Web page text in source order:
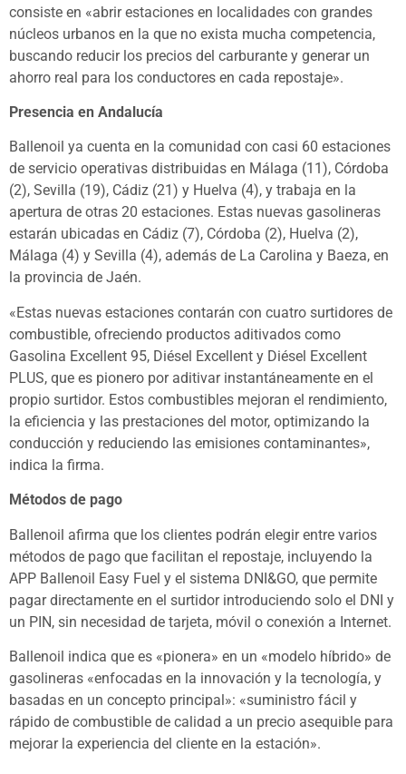
consiste en «abrir estaciones en localidades con grandes
núcleos urbanos en la que no exista mucha competencia,
buscando reducir los precios del carburante y generar un
ahorro real para los conductores en cada repostaje».
Presencia en Andalucía
Ballenoil ya cuenta en la comunidad con casi 60 estaciones
de servicio operativas distribuidas en Málaga (11), Córdoba
(2), Sevilla (19), Cádiz (21) y Huelva (4), y trabaja en la
apertura de otras 20 estaciones. Estas nuevas gasolineras
estarán ubicadas en Cádiz (7), Córdoba (2), Huelva (2),
Málaga (4) y Sevilla (4), además de La Carolina y Baeza, en
la provincia de Jaén.
«Estas nuevas estaciones contarán con cuatro surtidores de
combustible, ofreciendo productos aditivados como
Gasolina Excellent 95, Diésel Excellent y Diésel Excellent
PLUS, que es pionero por aditivar instantáneamente en el
propio surtidor. Estos combustibles mejoran el rendimiento,
la eficiencia y las prestaciones del motor, optimizando la
conducción y reduciendo las emisiones contaminantes»,
indica la firma.
Métodos de pago
Ballenoil afirma que los clientes podrán elegir entre varios
métodos de pago que facilitan el repostaje, incluyendo la
APP Ballenoil Easy Fuel y el sistema DNI&GO, que permite
pagar directamente en el surtidor introduciendo solo el DNI y
un PIN, sin necesidad de tarjeta, móvil o conexión a Internet.
Ballenoil indica que es «pionera» en un «modelo híbrido» de
gasolineras «enfocadas en la innovación y la tecnología, y
basadas en un concepto principal»: «suministro fácil y
rápido de combustible de calidad a un precio asequible para
mejorar la experiencia del cliente en la estación».